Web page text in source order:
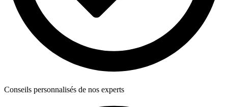
Conseils personnalisés de nos experts